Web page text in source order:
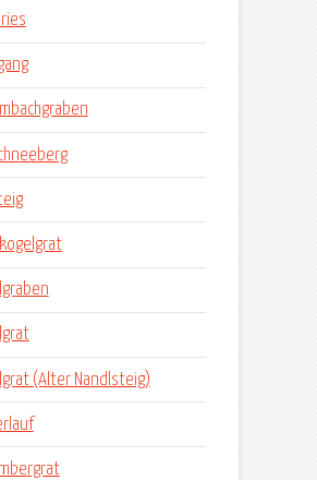
(Alter Nandlsteig)